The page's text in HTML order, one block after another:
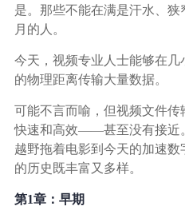
数据分发
行业应用解决方案
帮助中心
是。那些不能在满是汗水、
月的人。
今天，视频专业人士能够在几
的物理距离传输大量数据。
可能不言而喻，但视频文件
快速和高效——甚至没有接近
越野拖着电影到今天的加速
的历史既丰富又多样。
第1章：早期